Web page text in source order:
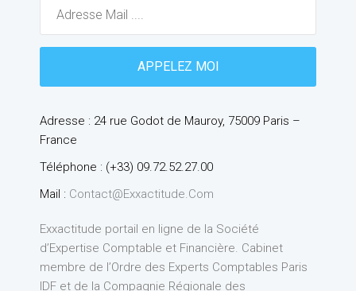
Adresse : 24 rue Godot de Mauroy, 75009 Paris –
France
Téléphone : (+33) 09.72.52.27.00
Mail : Contact@exxactitude.com
Exxactitude portail en ligne de la Société
d’Expertise Comptable et Financière. Cabinet
membre de l’Ordre des Experts Comptables Paris
IDF et de la Compagnie Régionale des